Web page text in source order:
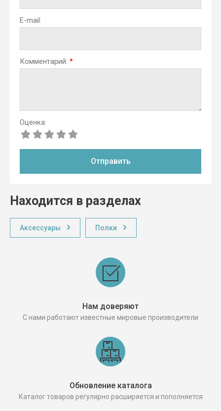
E-mail:
Комментарий: *
Оценка:
Отправить
Находится в разделах
Аксессуары Полки
Нам доверяют
С нами работают известные мировые производители
Обновление каталога
Каталог товаров регулярно расширяется и пополняется